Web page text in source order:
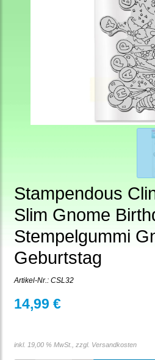
Stampendous
Slim Gnome
Stempelgummi
Geburtstag
Artikel-Nr.: CSL32
14,99 €
inkl. 19,00 % MwSt., zzgl. Versandkosten